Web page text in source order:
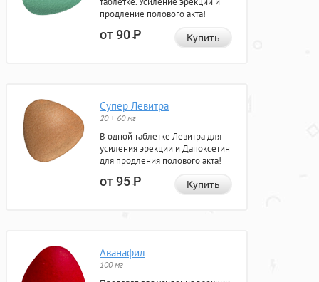
продление полового акта!
от 90Р Купить
Супер Левитра
20 + 60 мг
В одной таблетке Левитра для
усиления эрекции и Дапоксетин
для продления полового акта!
от 95Р Купить
Аванафил
100 мг